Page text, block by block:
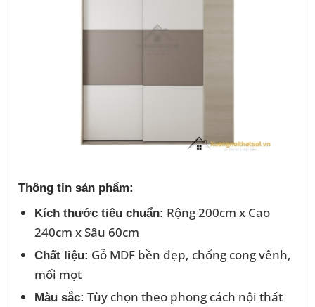
Thông tin sản phẩm:
Kích thước tiêu chuẩn: Rộng 200cm x Cao
240cm x Sâu 60cm
Chất liệu: Gỗ MDF bền đẹp, chống cong vênh,
mối mọt
Màu sắc: Tùy chọn theo phong cách nội thất